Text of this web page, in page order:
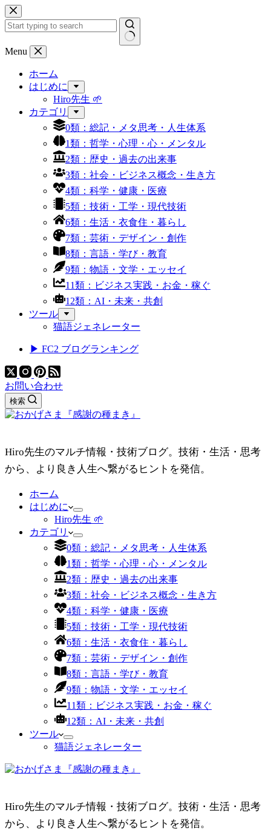
コ
ン
テ
ン
結
Menu
ホーム
はじめに
Hiro先生 🌱
カテゴリ
0類：総記・メタ思考・人生体系
1類：哲学・心理・心・メンタル
2類：歴史・過去の出来事
3類：社会・ビジネス概念・生き方
4類：科学・健康・医療
5類：技術・工学・現代技術
6類：生活・衣食住・暮らし
7類：芸術・デザイン・創作
8類：言語・学び・教育
9類：物語・文学・エッセイ
11類：ビジネス実践・お金・稼ぐ
12類：AI・未来・共創
ツール
猫語ジェネレーター
▶ FC2 ブログランキング
お問い合わせ
検索
Hiro先生のマルチ情報・技術ブログ。技術・生活・思考
から、より良き人生へ繋がるヒントを発信。
ホーム
はじめに
Hiro先生 🌱
カテゴリ
0類：総記・メタ思考・人生体系
1類：哲学・心理・心・メンタル
2類：歴史・過去の出来事
3類：社会・ビジネス概念・生き方
4類：科学・健康・医療
5類：技術・工学・現代技術
6類：生活・衣食住・暮らし
7類：芸術・デザイン・創作
8類：言語・学び・教育
9類：物語・文学・エッセイ
11類：ビジネス実践・お金・稼ぐ
12類：AI・未来・共創
ツール
猫語ジェネレーター
Hiro先生のマルチ情報・技術ブログ。技術・生活・思考
から、より良き人生へ繋がるヒントを発信。